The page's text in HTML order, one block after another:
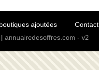
ajoutées Contact
annuairedesoffres.com - v2